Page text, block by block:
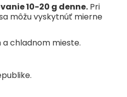
10-20 g denne. Pri
môžu vyskytnúť mierne
chladnom mieste.